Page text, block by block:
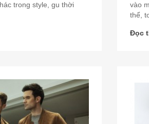
trong style, gu thời
vào
thể,
Đọc